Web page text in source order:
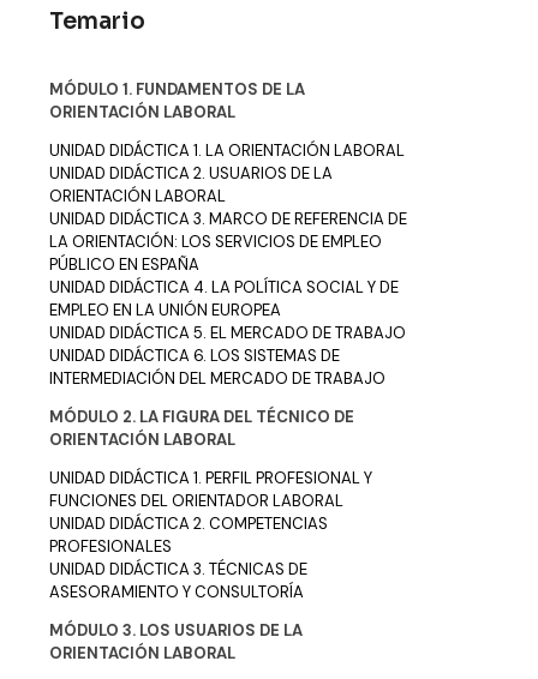
Temario
MÓDULO 1. FUNDAMENTOS DE LA
ORIENTACIÓN LABORAL
UNIDAD DIDÁCTICA 1. LA ORIENTACIÓN LABORAL
UNIDAD DIDÁCTICA 2. USUARIOS DE LA
ORIENTACIÓN LABORAL
UNIDAD DIDÁCTICA 3. MARCO DE REFERENCIA DE
LA ORIENTACIÓN: LOS SERVICIOS DE EMPLEO
PÚBLICO EN ESPAÑA
UNIDAD DIDÁCTICA 4. LA POLÍTICA SOCIAL Y DE
EMPLEO EN LA UNIÓN EUROPEA
UNIDAD DIDÁCTICA 5. EL MERCADO DE TRABAJO
UNIDAD DIDÁCTICA 6. LOS SISTEMAS DE
INTERMEDIACIÓN DEL MERCADO DE TRABAJO
MÓDULO 2. LA FIGURA DEL TÉCNICO DE
ORIENTACIÓN LABORAL
UNIDAD DIDÁCTICA 1. PERFIL PROFESIONAL Y
FUNCIONES DEL ORIENTADOR LABORAL
UNIDAD DIDÁCTICA 2. COMPETENCIAS
PROFESIONALES
UNIDAD DIDÁCTICA 3. TÉCNICAS DE
ASESORAMIENTO Y CONSULTORÍA
MÓDULO 3. LOS USUARIOS DE LA
ORIENTACIÓN LABORAL